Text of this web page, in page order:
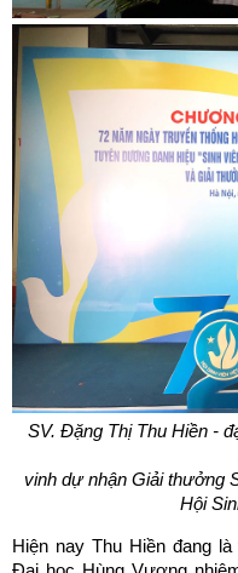
SV. Đặng Thị Thu Hiền -
vinh dự nhận Giải thưởng
Hội
Hiện nay Thu Hiền đang